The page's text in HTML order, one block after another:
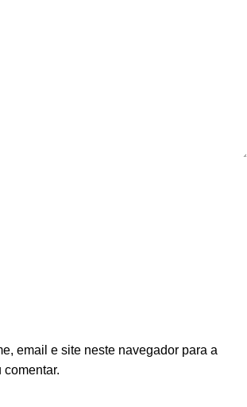
email e site neste navegador para a
comentar.